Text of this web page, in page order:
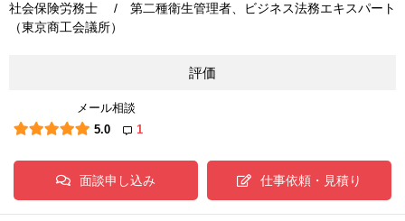
社会保険労務士 / 第二種衛生管理者、ビジネス法務エキスパート
（東京商工会議所）
評価
メール相談
5.0
1
面談申し込み 仕事依頼・見積り